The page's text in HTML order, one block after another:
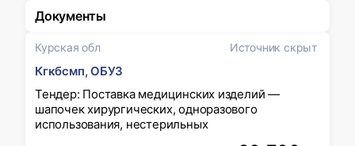
Курская обл Источник скрыт
Кгкбсмп, ОБУЗ
Тендер: Поставка медицинских изделий —
шапочек хирургических, одноразового
использования, нестерильных
Документы